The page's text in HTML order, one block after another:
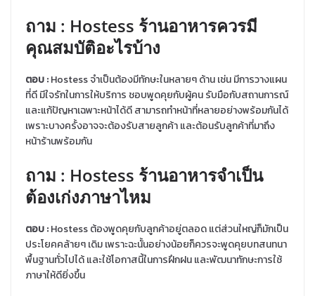
ถาม : Hostess ร้านอาหารควรมี
คุณสมบัติอะไรบ้าง
ตอบ:Hostess จำเป็นต้องมีทักษะในหลายๆ ด้าน เช่น มีการวางแผน
ที่ดี มีใจรักในการให้บริการ ชอบพูดคุยกับผู้คน รับมือกับสถานการณ์
และแก้ปัญหาเฉพาะหน้าได้ดี สามารถทำหน้าที่หลายอย่างพร้อมกันได้
เพราะบางครั้งอาจจะต้องรับสายลูกค้า และต้อนรับลูกค้าที่มาถึง
หน้าร้านพร้อมกัน
ถาม : Hostess ร้านอาหารจำเป็น
ต้องเก่งภาษาไหม
ตอบ:Hostess ต้องพูดคุยกับลูกค้าอยู่ตลอด แต่ส่วนใหญ่ก็มักเป็น
ประโยคคล้ายๆ เดิม เพราะฉะนั้นอย่างน้อยก็ควรจะพูดคุยบทสนทนา
พื้นฐานทั่วไปได้ และใช้โอกาสนี้ในการฝึกฝน และพัฒนาทักษะการใช้
ภาษาให้ดียิ่งขึ้น